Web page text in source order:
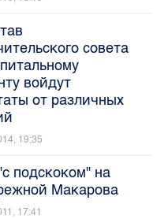
совета
войдут
от различных
19:35
подскоком" на
Макарова
17:41